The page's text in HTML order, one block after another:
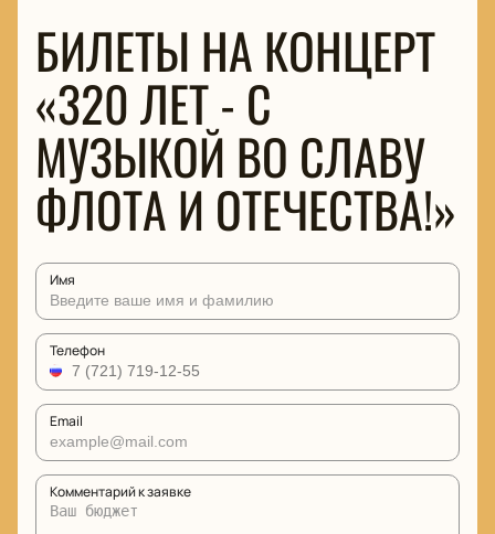
БИЛЕТЫ НА КОНЦЕРТ
«320 ЛЕТ - С
МУЗЫКОЙ ВО СЛАВУ
ФЛОТА И ОТЕЧЕСТВА!»
Имя
Телефон
Email
Комментарий к заявке